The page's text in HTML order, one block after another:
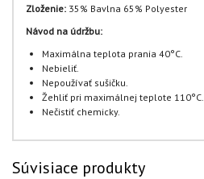
Zloženie: 35% Bavlna 65% Polyester
Návod na údržbu:
Maximálna teplota prania 40°C.
Nebieliť.
Nepoužívať sušičku.
Žehliť pri maximálnej teplote 110°C.
Nečistiť chemicky.
Súvisiace produkty